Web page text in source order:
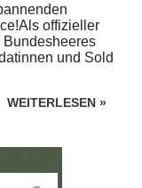
offizieller
und Sold
WEITERLESEN »